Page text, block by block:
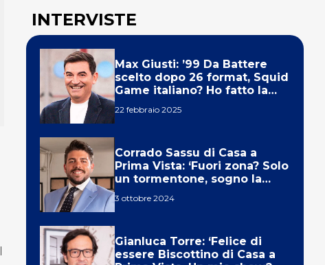
INTERVISTE
Max Giusti: ’99 Da Battere
scelto dopo 26 format, Squid
Game italiano? Ho fatto la
22 febbraio 2025
Corrado Sassu di Casa a
Prima Vista: ‘Fuori zona? Solo
un tormentone, sogno la
3 ottobre 2024
Gianluca Torre: ‘Felice di
essere Biscottino di Casa a